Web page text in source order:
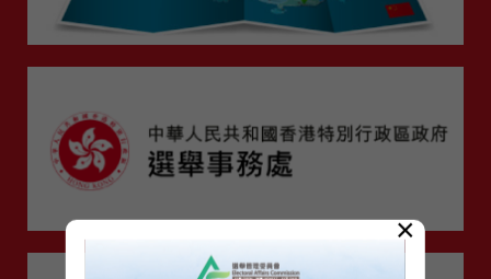
×